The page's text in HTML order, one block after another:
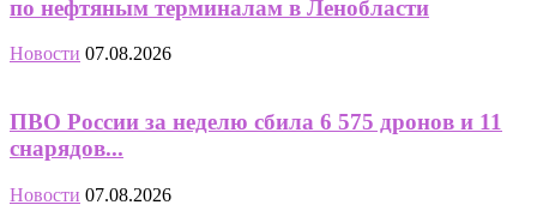
по нефтяным терминалам в Ленобласти
Новости 07.08.2026
ПВО России за неделю сбила 6 575 дронов и 11
снарядов...
Новости 07.08.2026